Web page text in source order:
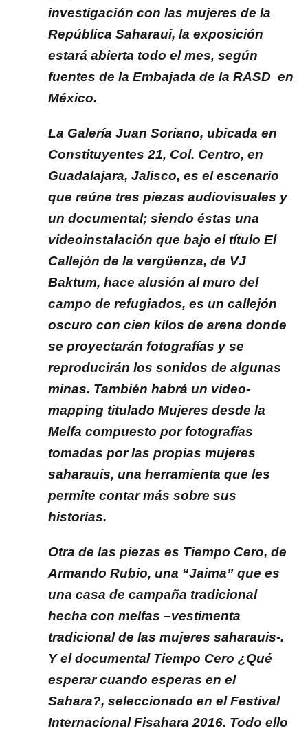
investigación con las mujeres de la
República Saharaui, la exposición
estará abierta todo el mes, según
fuentes de la Embajada de la RASD en
México.
La Galería Juan Soriano, ubicada en
Constituyentes 21, Col. Centro, en
Guadalajara, Jalisco, es el escenario
que reúne tres piezas audiovisuales y
un documental; siendo éstas una
videoinstalación que bajo el título El
Callejón de la vergüenza, de VJ
Baktum, hace alusión al muro del
campo de refugiados, es un callejón
oscuro con cien kilos de arena donde
se proyectarán fotografías y se
reproducirán los sonidos de algunas
minas. También habrá un video-
mapping titulado Mujeres desde la
Melfa compuesto por fotografías
tomadas por las propias mujeres
saharauis, una herramienta que les
permite contar más sobre sus
historias.
Otra de las piezas es Tiempo Cero, de
Armando Rubio, una “Jaima” que es
una casa de campaña tradicional
hecha con melfas –vestimenta
tradicional de las mujeres saharauis-.
Y el documental Tiempo Cero ¿Qué
esperar cuando esperas en el
Sahara?, seleccionado en el Festival
Internacional Fisahara 2016. Todo ello